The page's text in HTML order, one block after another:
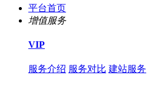
平台首页
增值服务
VIP
服务介绍 服务对比 建站服务